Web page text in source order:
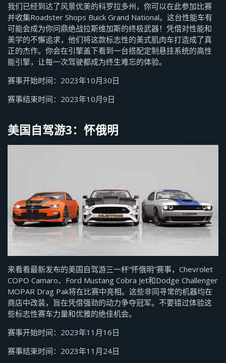
我们已经到达了风景优美的科罗拉多州，你可以在此参加比赛
并收集Roadster Shops Buick Grand National。这台性能车有
可能会成为你问鼎绝战拉斯维加斯的终极武器！凭借对性能和
美学的不懈追求，他们将这款标志性的美式肌肉车打造成了真
正的杰作。你会在引擎盖下看到一台搭配定制悬挂系统的高性
能引擎，让每一次驾驶都成为终生难忘的体验。
赛事开始时间：2023年10月30日
赛事结束时间：2023年10月9日
美国自驾游3：怀俄明
来看看最新发布的美国自驾游三一杯“怀俄明”赛事，Chevrolet
COPO Camaro、Ford Mustang Cobra Jet和Dodge Challenger
MOPAR Drag Pak将在比赛中亮相。这些非同寻常的机器均在
商店中改装，旨在凭借强劲的动力争夺冠军。不要错过体验这
些标志性赛车力量和优雅的绝佳机会。
赛事开始时间：2023年11月16日
赛事结束时间：2023年11月24日